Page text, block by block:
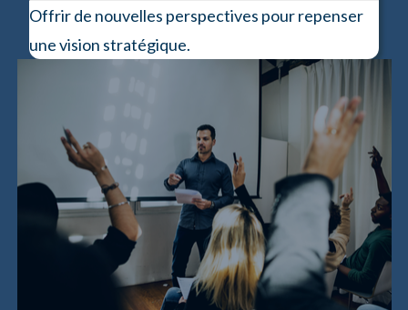
Offrir de nouvelles perspectives pour repenser
une vision stratégique.